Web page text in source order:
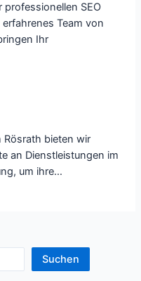
professionellen SEO
Team von
Ihr
Rösrath bieten wir
an Dienstleistungen im
um ihre…
Suchen